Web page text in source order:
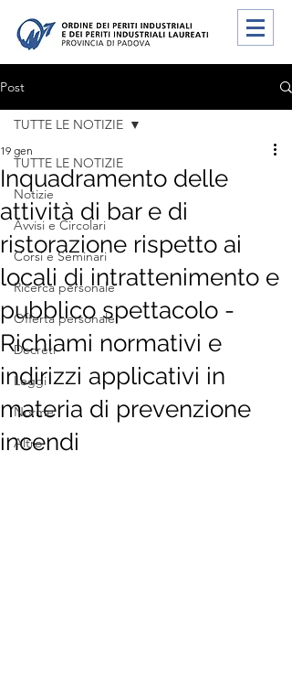
Post
TUTTE LE NOTIZIE
Notizie
Avvisi e Circolari
Corsi e Seminari
Ricerca personale
Offerta personale
Decreti
Leggi
Norme
Altro
TUTTE LE NOTIZIE
Inquadramento delle
attività di bar e di
ristorazione rispetto ai
locali di intrattenimento e
pubblico spettacolo -
Richiami normativi e
indirizzi applicativi in
materia di prevenzione
incendi
19 gen